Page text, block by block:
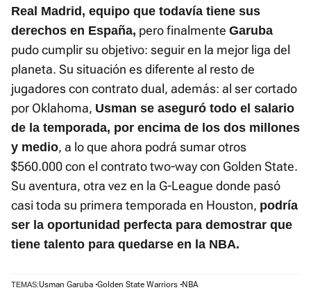
Real Madrid, equipo que todavía tiene sus
derechos en España, pero finalmente Garuba
pudo cumplir su objetivo: seguir en la mejor liga del
planeta. Su situación es diferente al resto de
jugadores con contrato dual, además: al ser cortado
por Oklahoma, Usman se aseguró todo el salario
de la temporada, por encima de los dos millones
y medio, a lo que ahora podrá sumar otros
$560.000 con el contrato two-way con Golden State.
Su aventura, otra vez en la G-League donde pasó
casi toda su primera temporada en Houston, podría
ser la oportunidad perfecta para demostrar que
tiene talento para quedarse en la NBA.
TEMAS:Usman Garuba Golden State Warriors NBA